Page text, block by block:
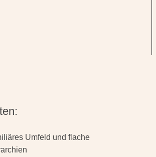
Umfeld und flache